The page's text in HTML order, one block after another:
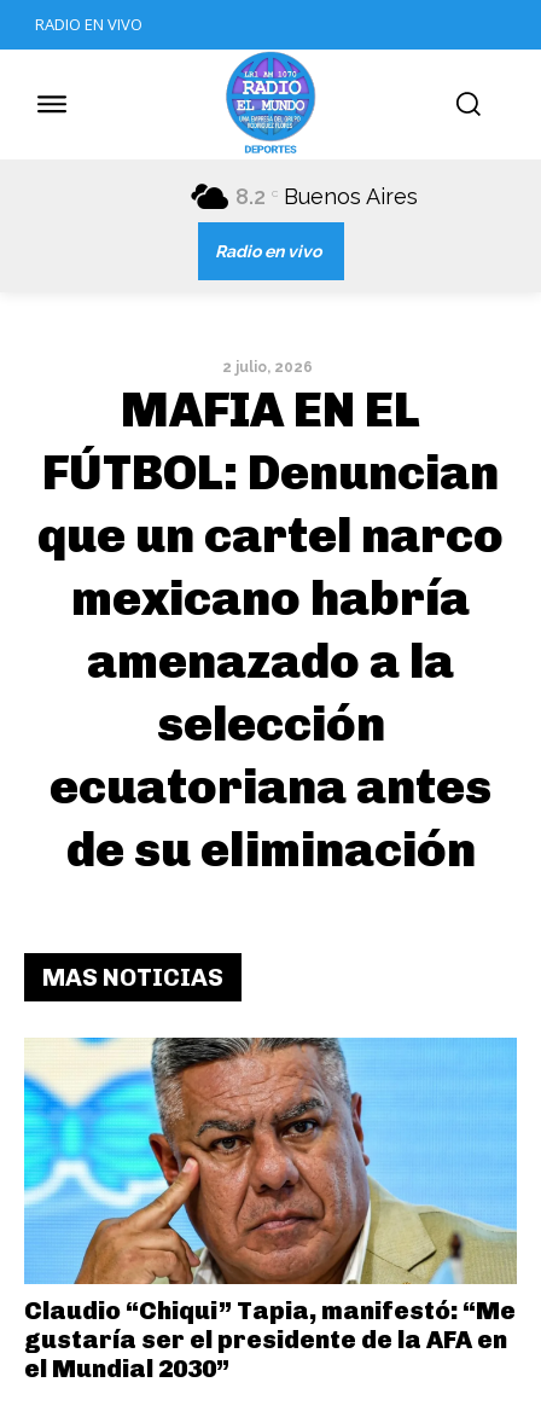
RADIO EN VIVO
8.2 C Buenos Aires
Radio en vivo
2 julio, 2026
MAFIA EN EL
FÚTBOL: Denuncian
que un cartel narco
mexicano habría
amenazado a la
selección
ecuatoriana antes
de su eliminación
MAS NOTICIAS
Claudio “Chiqui” Tapia, manifestó: “Me
gustaría ser el presidente de la AFA en
el Mundial 2030”